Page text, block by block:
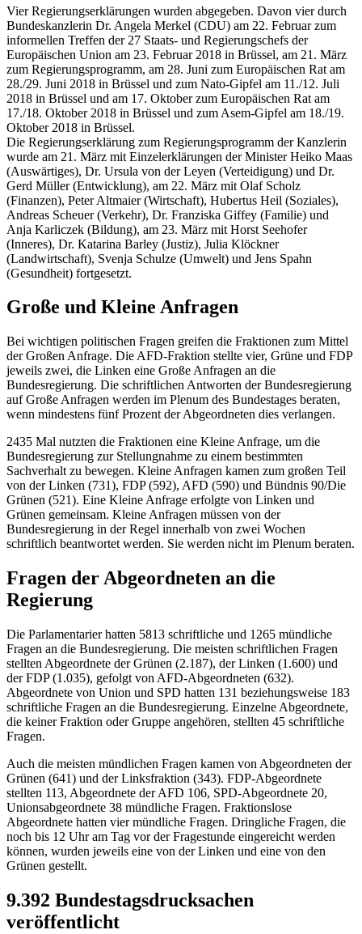
Vier Regierungserklärungen wurden abgegeben. Davon vier durch
Bundeskanzlerin Dr. Angela Merkel (CDU) am 22. Februar zum
informellen Treffen der 27 Staats- und Regierungschefs der
Europäischen Union am 23. Februar 2018 in Brüssel, am 21. März
zum Regierungsprogramm, am 28. Juni zum Europäischen Rat am
28./29. Juni 2018 in Brüssel und zum Nato-Gipfel am 11./12. Juli
2018 in Brüssel und am 17. Oktober zum Europäischen Rat am
17./18. Oktober 2018 in Brüssel und zum Asem-Gipfel am 18./19.
Oktober 2018 in Brüssel.
Die Regierungserklärung zum Regierungsprogramm der Kanzlerin
wurde am 21. März mit Einzelerklärungen der Minister Heiko Maas
(Auswärtiges), Dr. Ursula von der Leyen (Verteidigung) und Dr.
Gerd Müller (Entwicklung), am 22. März mit Olaf Scholz
(Finanzen), Peter Altmaier (Wirtschaft), Hubertus Heil (Soziales),
Andreas Scheuer (Verkehr), Dr. Franziska Giffey (Familie) und
Anja Karliczek (Bildung), am 23. März mit Horst Seehofer
(Inneres), Dr. Katarina Barley (Justiz), Julia Klöckner
(Landwirtschaft), Svenja Schulze (Umwelt) und Jens Spahn
(Gesundheit) fortgesetzt.
Große und Kleine Anfragen
Bei wichtigen politischen Fragen greifen die Fraktionen zum Mittel
der Großen Anfrage. Die AFD-Fraktion stellte vier, Grüne und FDP
jeweils zwei, die Linken eine Große Anfragen an die
Bundesregierung. Die schriftlichen Antworten der Bundesregierung
auf Große Anfragen werden im Plenum des Bundestages beraten,
wenn mindestens fünf Prozent der Abgeordneten dies verlangen.
2435 Mal nutzten die Fraktionen eine Kleine Anfrage, um die
Bundesregierung zur Stellungnahme zu einem bestimmten
Sachverhalt zu bewegen. Kleine Anfragen kamen zum großen Teil
von der Linken (731), FDP (592), AFD (590) und Bündnis 90/Die
Grünen (521). Eine Kleine Anfrage erfolgte von Linken und
Grünen gemeinsam. Kleine Anfragen müssen von der
Bundesregierung in der Regel innerhalb von zwei Wochen
schriftlich beantwortet werden. Sie werden nicht im Plenum beraten.
Fragen der Abgeordneten an die
Regierung
Die Parlamentarier hatten 5813 schriftliche und 1265 mündliche
Fragen an die Bundesregierung. Die meisten schriftlichen Fragen
stellten Abgeordnete der Grünen (2.187), der Linken (1.600) und
der FDP (1.035), gefolgt von AFD-Abgeordneten (632).
Abgeordnete von Union und SPD hatten 131 beziehungsweise 183
schriftliche Fragen an die Bundesregierung. Einzelne Abgeordnete,
die keiner Fraktion oder Gruppe angehören, stellten 45 schriftliche
Fragen.
Auch die meisten mündlichen Fragen kamen von Abgeordneten der
Grünen (641) und der Linksfraktion (343). FDP-Abgeordnete
stellten 113, Abgeordnete der AFD 106, SPD-Abgeordnete 20,
Unionsabgeordnete 38 mündliche Fragen. Fraktionslose
Abgeordnete hatten vier mündliche Fragen. Dringliche Fragen, die
noch bis 12 Uhr am Tag vor der Fragestunde eingereicht werden
können, wurden jeweils eine von der Linken und eine von den
Grünen gestellt.
9.392 Bundestagsdrucksachen
veröffentlicht